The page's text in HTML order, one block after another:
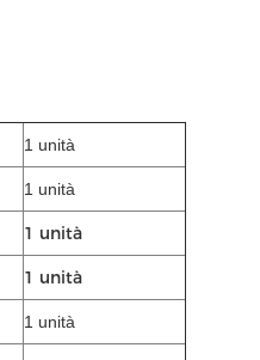
1 unità
1 unità
1 unità
1 unità
1 unità